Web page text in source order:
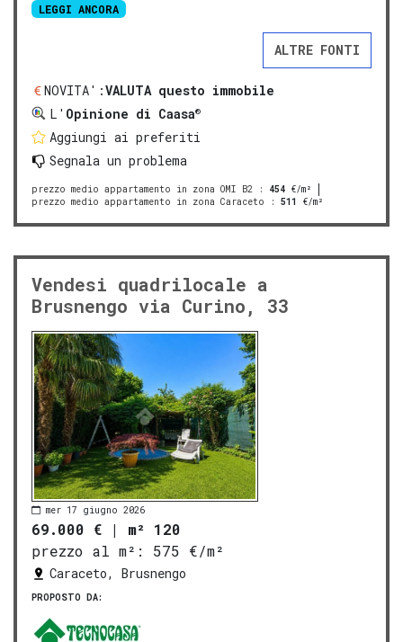
LEGGI ANCORA
ALTRE FONTI
NOVITA':VALUTA questo immobile
L' Opinione di Caasa®
Aggiungi ai preferiti
Segnala un problema
prezzo medio appartamento in zona OMI B2 : 454 €/m²
prezzo medio appartamento in zona Caraceto : 511 €/m²
Vendesi quadrilocale a
Brusnengo via Curino, 33
mer 17 giugno 2026
69.000 € | m² 120
prezzo al m²:
575 €/m²
Caraceto, Brusnengo
PROPOSTO DA: